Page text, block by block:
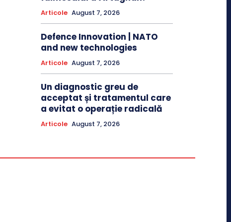
Articole August 7, 2026
Defence Innovation | NATO
and new technologies
Articole August 7, 2026
Un diagnostic greu de
acceptat și tratamentul care
a evitat o operație radicală
Articole August 7, 2026